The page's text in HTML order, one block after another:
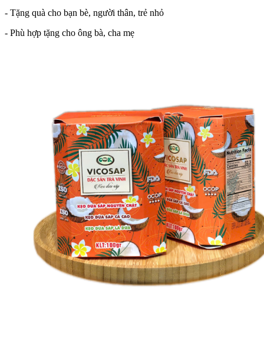
- Tặng quà cho bạn bè, người thân, trẻ nhỏ
- Phù hợp tặng cho ông bà, cha mẹ